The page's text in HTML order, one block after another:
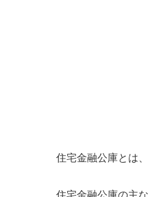
住宅金融公庫とは